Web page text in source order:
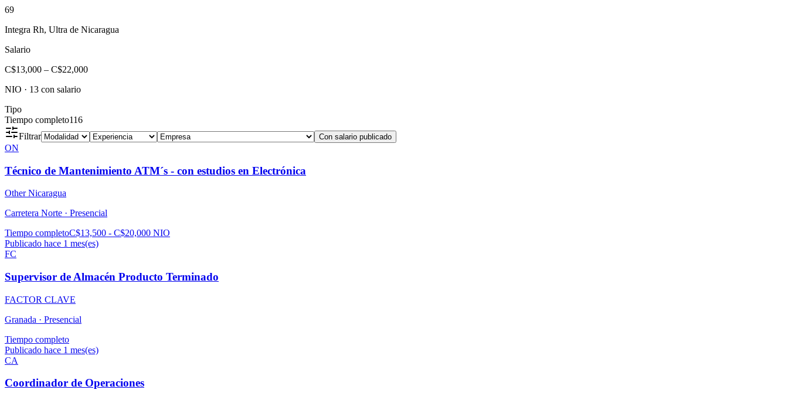
69
Integra Rh, Ultra de Nicaragua
Salario
C$13,000 – C$22,000
NIO · 13 con salario
Tipo
Tiempo completo116
Filtrar
Con salario publicado
ON
Técnico de Mantenimiento ATM´s - con estudios en Electrónica
Other Nicaragua
Carretera Norte · Presencial
Tiempo completoC$13,500 - C$20,000 NIO
Publicado hace 1 mes(es)
FC
Supervisor de Almacén Producto Terminado
FACTOR CLAVE
Granada · Presencial
Tiempo completo
Publicado hace 1 mes(es)
CA
Coordinador de Operaciones